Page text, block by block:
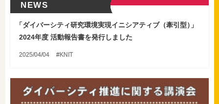
NEWS
「ダイバーシティ研究環境実現イニシアティブ（牽引型） 」
2024年度 活動報告書を発行しました
2025/04/04 KNIT